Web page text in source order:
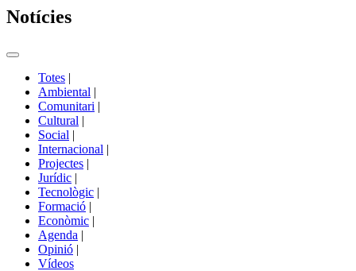
Notícies
Commutador
portals
Totes |
Ambiental |
Comunitari |
Cultural |
Social |
Internacional |
Projectes |
Jurídic |
Tecnològic |
Formació |
Econòmic |
Agenda |
Opinió |
Vídeos